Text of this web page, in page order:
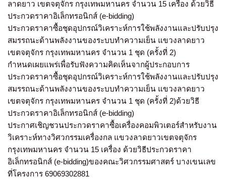
ลาดยาว เขตจตุจักร กรุงเทพมหานคร จำนวน 15 เครื่อง ด้วยวิธี
ประกวดราคาอิเล็กทรอนิกส์ (e-bidding)
ประกวดราคาซื้อชุดอุปกรณ์วิเคราะห์การใช้พลังงานและปรับปรุง
สมรรถนะด้านพลังงานของระบบทำความเย็น แขวงลาดยาว
เขตจตุจักร กรุงเทพมหานคร จำนวน 1 ชุด (ครั้งที่ 2)
กำหนดเผยแพร่เพื่อรับฟังความคิดเห็นจากผู้ประกอบการ
ประกวดราคาซื้อชุดอุปกรณ์วิเคราะห์การใช้พลังงานและปรับปรุง
สมรรถนะด้านพลังงานของระบบทำความเย็น แขวงลาดยาว
เขตจตุจักร กรุงเทพมหานคร จำนวน 1 ชุด (ครั้งที่ 2)ด้วยวิธี
ประกวดราคาอิเล็กทรอนิกส์ (e-bidding)
ประกาศเชิญชวนประกวดราคาซื้อเครื่องคอมพิวเตอร์สำหรับงาน
วิเคราะห์ทางวิศวกรรมเครื่องกล แขวงลาดยาวเขตจตุจักร
กรุงเทพมหานคร จำนวน 15 เครื่อง ด้วยวิธีประกวดราคา
อิเล็กทรอนิกส์ (e-bidding)ของคณะวิศวกรรมศาสตร์ บางเขนเลข
ที่โครงการ 69069302881